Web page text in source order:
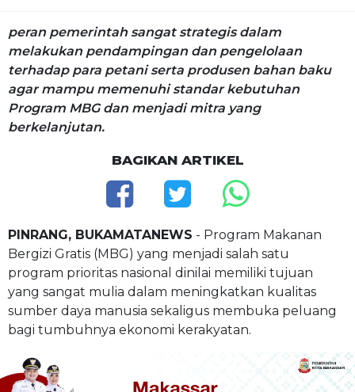
peran pemerintah sangat strategis dalam
melakukan pendampingan dan pengelolaan
terhadap para petani serta produsen bahan baku
agar mampu memenuhi standar kebutuhan
Program MBG dan menjadi mitra yang
berkelanjutan.
BAGIKAN ARTIKEL
PINRANG, BUKAMATANEWS - Program Makanan
Bergizi Gratis (MBG) yang menjadi salah satu
program prioritas nasional dinilai memiliki tujuan
yang sangat mulia dalam meningkatkan kualitas
sumber daya manusia sekaligus membuka peluang
bagi tumbuhnya ekonomi kerakyatan.